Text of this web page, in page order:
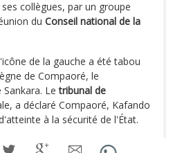
collègues, par un groupe
du Conseil national de la
de la gauche a été tabou
de Compaoré, le
Sankara. Letribunal de
a déclaré Compaoré, Kafando
à la sécurité de l'État.